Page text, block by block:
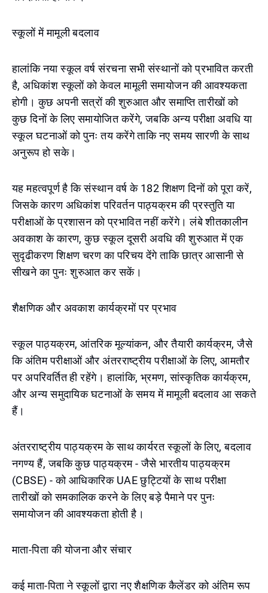
स्कूलों में मामूली बदलाव
हालांकि नया स्कूल वर्ष संरचना सभी संस्थानों को प्रभावित करती
है, अधिकांश स्कूलों को केवल मामूली समायोजन की आवश्यकता
होगी। कुछ अपनी सत्रों की शुरुआत और समाप्ति तारीखों को
कुछ दिनों के लिए समायोजित करेंगे, जबकि अन्य परीक्षा अवधि या
स्कूल घटनाओं को पुनः तय करेंगे ताकि नए समय सारणी के साथ
अनुरूप हो सके।
यह महत्वपूर्ण है कि संस्थान वर्ष के 182 शिक्षण दिनों को पूरा करें,
जिसके कारण अधिकांश परिवर्तन पाठ्यक्रम की प्रस्तुति या
परीक्षाओं के प्रशासन को प्रभावित नहीं करेंगे। लंबे शीतकालीन
अवकाश के कारण, कुछ स्कूल दूसरी अवधि की शुरुआत में एक
सुदृढीकरण शिक्षण चरण का परिचय देंगे ताकि छात्र आसानी से
सीखने का पुनः शुरुआत कर सकें।
शैक्षणिक और अवकाश कार्यक्रमों पर प्रभाव
स्कूल पाठ्यक्रम, आंतरिक मूल्यांकन, और तैयारी कार्यक्रम, जैसे
कि अंतिम परीक्षाओं और अंतरराष्ट्रीय परीक्षाओं के लिए, आमतौर
पर अपरिवर्तित ही रहेंगे। हालांकि, भ्रमण, सांस्कृतिक कार्यक्रम,
और अन्य समुदायिक घटनाओं के समय में मामूली बदलाव आ सकते
हैं।
अंतरराष्ट्रीय पाठ्यक्रम के साथ कार्यरत स्कूलों के लिए, बदलाव
नगण्य हैं, जबकि कुछ पाठ्यक्रम - जैसे भारतीय पाठ्यक्रम
(CBSE) - को आधिकारिक UAE छुट्टियों के साथ परीक्षा
तारीखों को समकालिक करने के लिए बड़े पैमाने पर पुनः
समायोजन की आवश्यकता होती है।
माता-पिता की योजना और संचार
कई माता-पिता ने स्कूलों द्वारा नए शैक्षणिक कैलेंडर को अंतिम रूप